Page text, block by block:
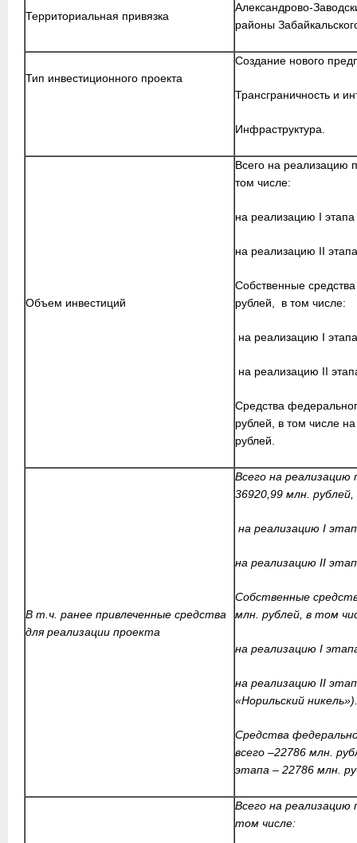
Территориальная привязка
Александрово-
районы
Тип инвестиционного проекта
Создание нового
Трансграничность и
Инфраструктура.
Объем инвестиций
Всего на реализацию
том числе:
на реализацию I
на реализацию II
Собственные
рублей, в том числе:
на реализацию I
на реализацию II
Средства
рублей, в том числе
рублей.
В т.ч. ранее привлеченные средства
для реализации проекта
Всего на реализацию
36920,99 млн.
на реализацию I
на реализацию II
Собственные
млн. рублей, в том
на реализацию I
на реализацию II
«Норильский никель»).
Средства
всего –22786 млн.
этапа – 22786 млн.
Всего на реализацию
том числе: